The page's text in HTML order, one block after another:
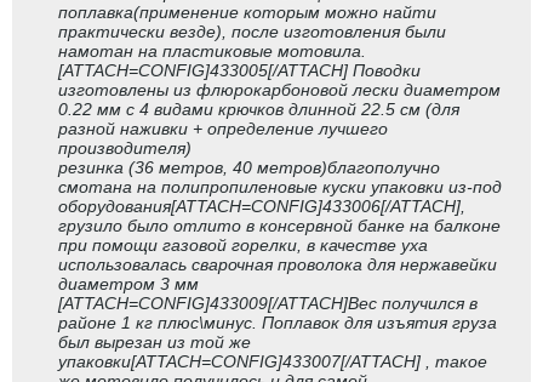
поплавка(применение которым можно найти
практически везде), после изготовления были
намотан на пластиковые мотовила.
[ATTACH=CONFIG]433005[/ATTACH] Поводки
изготовлены из флюрокарбоновой лески диаметром
0.22 мм с 4 видами крючков длинной 22.5 см (для
разной наживки + определение лучшего
производителя)
резинка (36 метров, 40 метров)благополучно
смотана на полипропиленовые куски упаковки из-под
оборудования[ATTACH=CONFIG]433006[/ATTACH],
грузило было отлито в консервной банке на балконе
при помощи газовой горелки, в качестве уха
использовалась сварочная проволока для нержавейки
диаметром 3 мм
[ATTACH=CONFIG]433009[/ATTACH]Вес получился в
районе 1 кг плюс\минус. Поплавок для изъятия груза
был вырезан из той же
упаковки[ATTACH=CONFIG]433007[/ATTACH] , такое